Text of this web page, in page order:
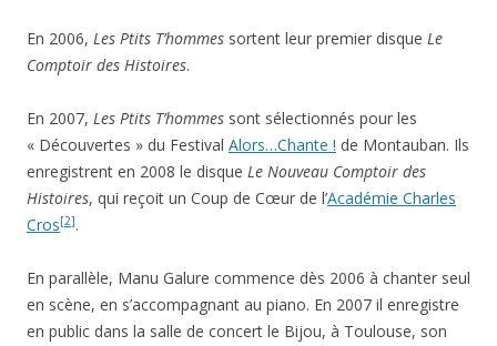
En 2006, Les Ptits T’hommes sortent leur premier disque Le
Comptoir des Histoires.
En 2007, Les Ptits T’hommes sont sélectionnés pour les
« Découvertes » du Festival Alors…Chante ! de Montauban. Ils
enregistrent en 2008 le disque Le Nouveau Comptoir des
Histoires, qui reçoit un Coup de Cœur de l’Académie Charles
Cros[2].
En parallèle, Manu Galure commence dès 2006 à chanter seul
en scène, en s’accompagnant au piano. En 2007 il enregistre
en public dans la salle de concert le Bijou, à Toulouse, son